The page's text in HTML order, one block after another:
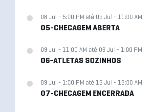
08 Jul - 5:00 PM até 09 Jul - 11:00 AM
05-CHECAGEM ABERTA
09 Jul - 11:00 AM até 09 Jul - 1:00 PM
06-ATLETAS SOZINHOS
09 Jul - 1:00 PM até 12 Jul - 12:00 AM
07-CHECAGEM ENCERRADA